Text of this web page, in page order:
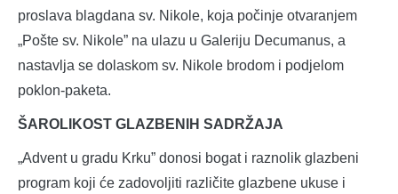
proslava blagdana sv. Nikole, koja počinje otvaranjem
„Pošte sv. Nikole” na ulazu u Galeriju Decumanus, a
nastavlja se dolaskom sv. Nikole brodom i podjelom
poklon-paketa.
ŠAROLIKOST GLAZBENIH SADRŽAJA
„Advent u gradu Krku” donosi bogat i raznolik glazbeni
program koji će zadovoljiti različite glazbene ukuse i